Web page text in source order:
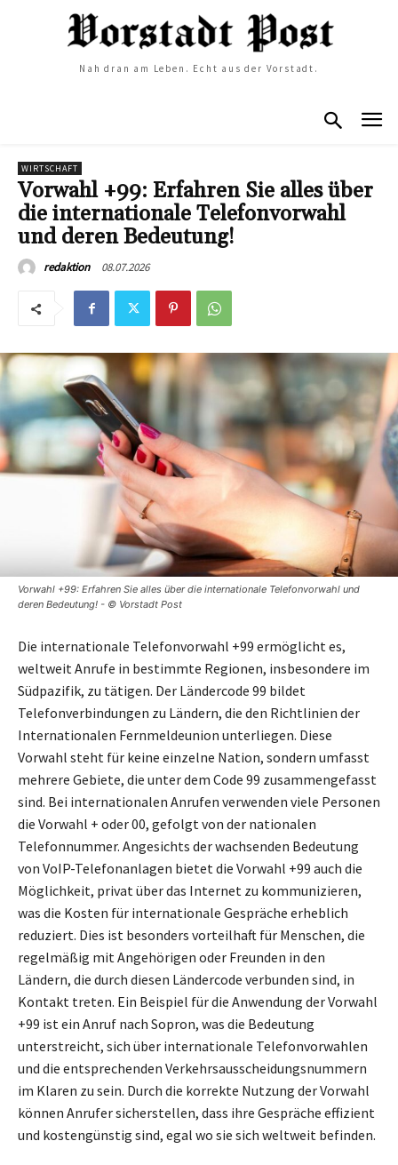
Nah dran am Leben. Echt aus der Vorstadt.
WIRTSCHAFT
Vorwahl +99: Erfahren Sie alles über
die internationale Telefonvorwahl
und deren Bedeutung!
redaktion 08.07.2026
Vorwahl +99: Erfahren Sie alles über die internationale Telefonvorwahl und
deren Bedeutung! - © Vorstadt Post
Die internationale Telefonvorwahl +99 ermöglicht es,
weltweit Anrufe in bestimmte Regionen, insbesondere im
Südpazifik, zu tätigen. Der Ländercode 99 bildet
Telefonverbindungen zu Ländern, die den Richtlinien der
Internationalen Fernmeldeunion unterliegen. Diese
Vorwahl steht für keine einzelne Nation, sondern umfasst
mehrere Gebiete, die unter dem Code 99 zusammengefasst
sind. Bei internationalen Anrufen verwenden viele Personen
die Vorwahl + oder 00, gefolgt von der nationalen
Telefonnummer. Angesichts der wachsenden Bedeutung
von VoIP-Telefonanlagen bietet die Vorwahl +99 auch die
Möglichkeit, privat über das Internet zu kommunizieren,
was die Kosten für internationale Gespräche erheblich
reduziert. Dies ist besonders vorteilhaft für Menschen, die
regelmäßig mit Angehörigen oder Freunden in den
Ländern, die durch diesen Ländercode verbunden sind, in
Kontakt treten. Ein Beispiel für die Anwendung der Vorwahl
+99 ist ein Anruf nach Sopron, was die Bedeutung
unterstreicht, sich über internationale Telefonvorwahlen
und die entsprechenden Verkehrsausscheidungsnummern
im Klaren zu sein. Durch die korrekte Nutzung der Vorwahl
können Anrufer sicherstellen, dass ihre Gespräche effizient
und kostengünstig sind, egal wo sie sich weltweit befinden.